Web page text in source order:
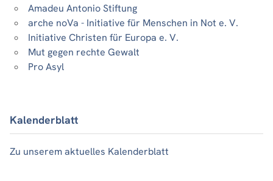
Amadeu Antonio Stiftung
arche noVa - Initiative für Menschen in Not e. V.
Initiative Christen für Europa e. V.
Mut gegen rechte Gewalt
Pro Asyl
Kalenderblatt
Zu unserem aktuelles Kalenderblatt